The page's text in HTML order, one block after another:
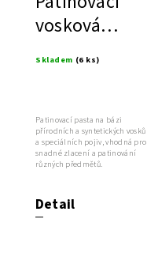
vosková
Skladem (6 ks)
Detail
Patinovací pasta na bázi
přírodních a syntetických vosků
a speciálních pojiv, vhodná pro
snadné zlacení a patinování
různých předmětů.